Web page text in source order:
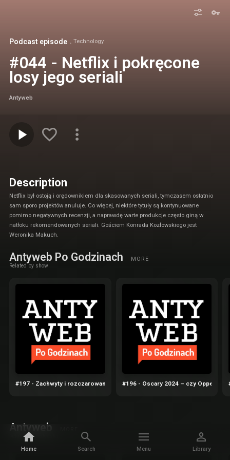
Home Search Menu Library
Podcast episode Technology
#044 - Netflix i pokręcone
losy jego seriali
Antyweb
Description
Netflix był ostoją i orędownikiem dla skasowanych seriali, tymczasem ostatnio
sam sporo projektów anuluje. Co więcej, niektóre tytuły są kontynuowane
pomimo negatywnych recenzji, a naprawdę warte produkcje często giną w
natłoku rekomendowanych seriali. Gościem Konrada Kozłowskiego jest
Weronika Makuch.
Antyweb Po Godzinach MORE
Related by show
#197 - Zachwyty i rozczarowania iPhone 16 Pro#196 - Oscary 2024 – czy
Antyweb
Related by podcaster